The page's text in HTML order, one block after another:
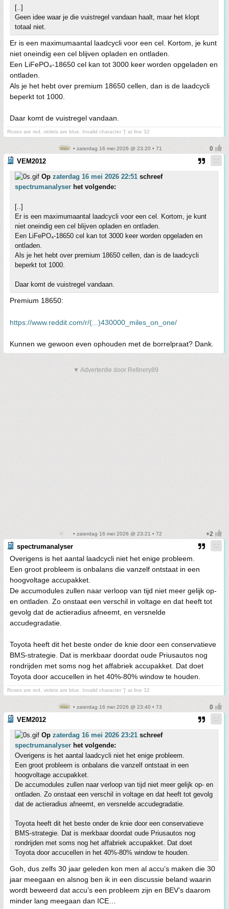
[..]
Geen idee waar je die vuistregel vandaan haalt, maar het klopt
totaal niet.
Er is een maximumaantal laadcycli voor een cel. Kortom, je kunt
niet oneindig een cel blijven opladen en ontladen.
Een LiFePO₄‑18650 cel kan tot 3000 keer worden opgeladen en
ontladen.
Als je het hebt over premium 18650 cellen, dan is de laadcycli
beperkt tot 1000.
Daar komt de vuistregel vandaan.
Roses are red, violets are blue. Invalid character '}' at line 32
• zaterdag 16 mei 2026 @ 23:20 • 71
VEM2012
Op zaterdag 16 mei 2026 22:51 schreef
spectrumanalyser het volgende:
[..]
Er is een maximumaantal laadcycli voor een cel. Kortom, je kunt
niet oneindig een cel blijven opladen en ontladen.
Een LiFePO₄‑18650 cel kan tot 3000 keer worden opgeladen en
ontladen.
Als je het hebt over premium 18650 cellen, dan is de laadcycli
beperkt tot 1000.
Daar komt de vuistregel vandaan.
Premium 18650:
https://www.reddit.com/r/(...)430000_miles_on_one/
Kunnen we gewoon even ophouden met de borrelpraat? Dank.
▼ Advertentie door Refinery89
• zaterdag 16 mei 2026 @ 23:21 • 72
spectrumanalyser
Overigens is het aantal laadcycli niet het enige probleem.
Een groot probleem is onbalans die vanzelf ontstaat in een
hoogvoltage accupakket.
De accumodules zullen naar verloop van tijd niet meer gelijk op-
en ontladen. Zo onstaat een verschil in voltage en dat heeft tot
gevolg dat de actieradius afneemt, en versnelde
accudegradatie.
Toyota heeft dit het beste onder de knie door een conservatieve
BMS-strategie. Dat is merkbaar doordat oude Priusautos nog
rondrijden met soms nog het affabriek accupakket. Dat doet
Toyota door accucellen in het 40%-80% window te houden.
Roses are red, violets are blue. Invalid character '}' at line 32
• zaterdag 16 mei 2026 @ 23:40 • 73
VEM2012
Op zaterdag 16 mei 2026 23:21 schreef
spectrumanalyser het volgende:
Overigens is het aantal laadcycli niet het enige probleem.
Een groot probleem is onbalans die vanzelf ontstaat in een
hoogvoltage accupakket.
De accumodules zullen naar verloop van tijd niet meer gelijk op- en
ontladen. Zo onstaat een verschil in voltage en dat heeft tot gevolg
dat de actieradius afneemt, en versnelde accudegradatie.
Toyota heeft dit het beste onder de knie door een conservatieve
BMS-strategie. Dat is merkbaar doordat oude Priusautos nog
rondrijden met soms nog het affabriek accupakket. Dat doet
Toyota door accucellen in het 40%-80% window te houden.
Goh, dus zelfs 30 jaar geleden kon men al accu’s maken die 30
jaar meegaan en alsnog ben ik in een discussie beland waarin
wordt beweerd dat accu’s een probleem zijn en BEV’s daarom
minder lang meegaan dan ICE…